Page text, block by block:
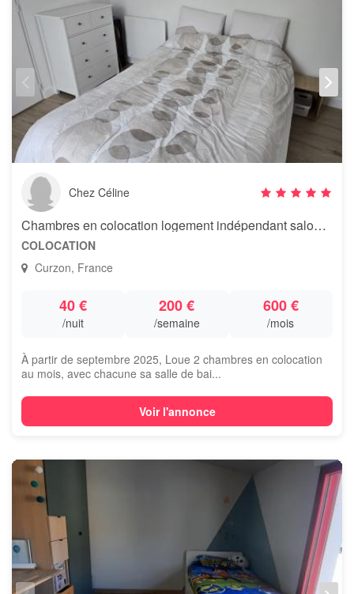
Chez Céline
Chambres en colocation logement indépendant salon/kitchenette
COLOCATION
Curzon, France
40 €
/nuit
200 €
/semaine
600 €
/mois
À partir de septembre 2025, Loue 2 chambres en colocation
au mois, avec chacune sa salle de bai...
Voir l'annonce